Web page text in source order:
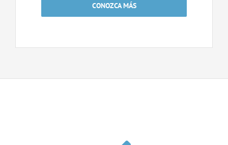
CONOZCA MÁS